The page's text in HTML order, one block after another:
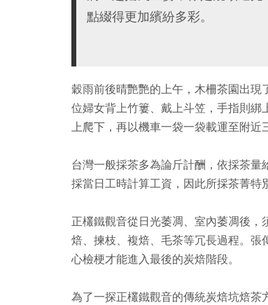
點綴得更加繽紛多彩。
穀雨前後晴艷艷的上午，木柵茶園出
位婦女背上竹簍、戴上斗笠，手指則
上爬下，再以機車一袋一袋載運至附近
台灣一般採茶多為論斤計酬，依採茶
採當日工時計算工資，因此所採茶菁特
正欉鐵觀音從日光萎凋、室內萎凋後
焙、揀枝、複焙、毛茶等冗長過程。
心檢梗才能進入最後的炭焙階段。
為了一探正欉鐵觀音的傳統炭焙坑焙